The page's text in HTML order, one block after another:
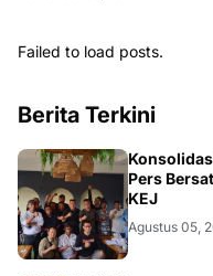
Failed to load posts.
Berita Terkini
Pers
KEJ
Agustus 05,